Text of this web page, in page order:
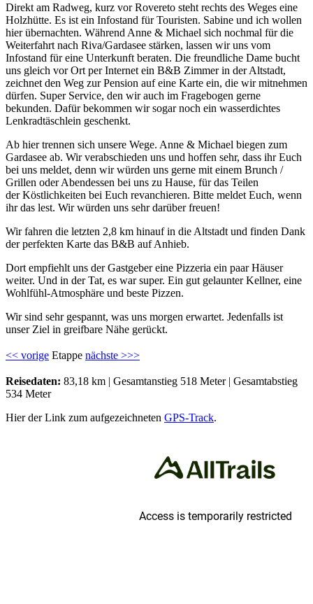
Direkt am Radweg, kurz vor Rovereto steht rechts des Weges eine
Holzhütte. Es ist ein Infostand für Touristen. Sabine und ich wollen
hier übernachten. Während Anne & Michael sich nochmal für die
Weiterfahrt nach Riva/Gardasee stärken, lassen wir uns vom
Infostand für eine Unterkunft beraten. Die freundliche Dame bucht
uns gleich vor Ort per Internet ein B&B Zimmer in der Altstadt,
zeichnet den Weg zur Pension auf eine Karte ein, die wir mitnehmen
dürfen. Super Service, den wir auch im Fragebogen gerne
bekunden. Dafür bekommen wir sogar noch ein wasserdichtes
Lenkradtäschlein geschenkt.
Ab hier trennen sich unsere Wege. Anne & Michael biegen zum
Gardasee ab. Wir verabschieden uns und hoffen sehr, dass ihr Euch
bei uns meldet, denn wir würden uns gerne mit einem Brunch /
Grillen oder Abendessen bei uns zu Hause, für das Teilen
der Köstlichkeiten bei Euch revanchieren. Bitte meldet Euch, wenn
ihr das lest. Wir würden uns sehr darüber freuen!
Wir fahren die letzten 2,8 km hinauf in die Altstadt und finden Dank
der perfekten Karte das B&B auf Anhieb.
Dort empfiehlt uns der Gastgeber eine Pizzeria ein paar Häuser
weiter. Und in der Tat, es war super. Ein gut gelaunter Kellner, eine
Wohlfühl-Atmosphäre und beste Pizzen.
Wir sind sehr gespannt, was uns morgen erwartet. Jedenfalls ist
unser Ziel in greifbare Nähe gerückt.
<< vorige Etappe nächste >>>
Reisedaten: 83,18 km | Gesamtanstieg 518 Meter | Gesamtabstieg
534 Meter
Hier der Link zum aufgezeichneten GPS-Track.